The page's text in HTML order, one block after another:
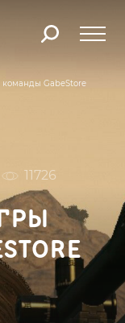
GabeStore
11726